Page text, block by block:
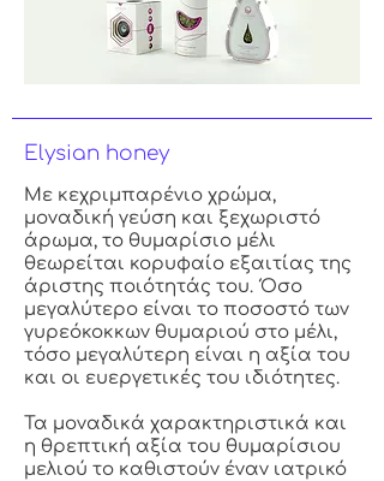
Με κεχριμπαρένιο χρώμα,
μοναδική γεύση και ξεχωριστό
άρωμα, το θυμαρίσιο μέλι
θεωρείται κορυφαίο εξαιτίας της
άριστης ποιότητάς του. Όσο
μεγαλύτερο είναι το ποσοστό των
γυρεόκοκκων θυμαριού στο μέλι,
τόσο μεγαλύτερη είναι η αξία του
και οι ευεργετικές του ιδιότητες.
Τα μοναδικά χαρακτηριστικά και
η θρεπτική αξία του θυμαρίσιου
μελιού το καθιστούν έναν ιατρικό
Elysian honey